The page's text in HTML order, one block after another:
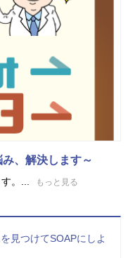
、解決します～
。... もっと見る
見つけてSOAPにしよ